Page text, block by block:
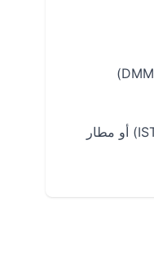
مطار اسطنبول الدولي (IST) أو مطار